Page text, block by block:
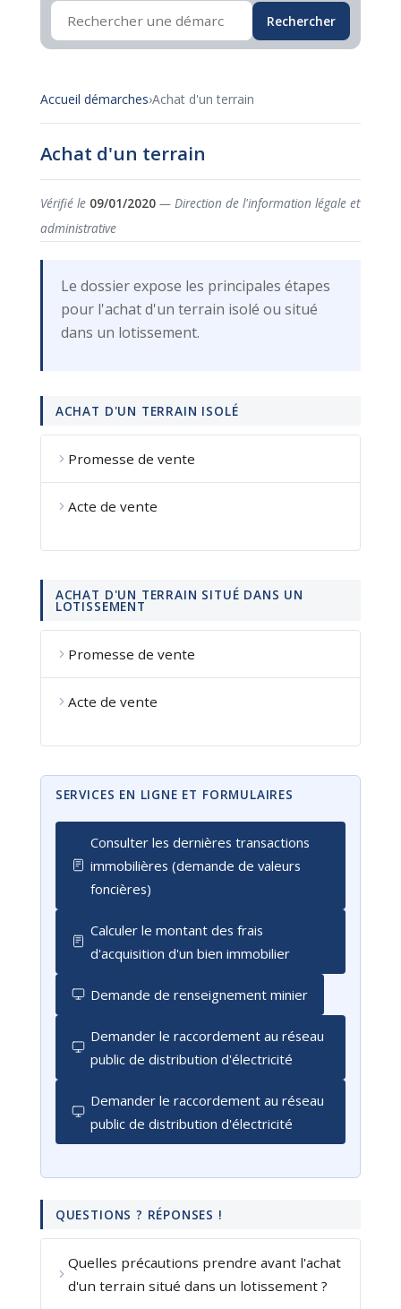
Rechercher
Accueil démarches›Achat d'un terrain
Achat d'un terrain
Vérifié le 09/01/2020— Direction de l'information légale et
administrative
Le dossier expose les principales étapes
pour l'achat d'un terrain isolé ou situé
dans un lotissement.
ACHAT D'UN TERRAIN ISOLÉ
Promesse de vente
Acte de vente
ACHAT D'UN TERRAIN SITUÉ DANS UN
LOTISSEMENT
Promesse de vente
Acte de vente
SERVICES EN LIGNE ET FORMULAIRES
Consulter les dernières transactions
immobilières (demande de valeurs
foncières)
Calculer le montant des frais
d'acquisition d'un bien immobilier
Demande de renseignement minier
Demander le raccordement au réseau
public de distribution d'électricité
Demander le raccordement au réseau
public de distribution d'électricité
QUESTIONS ? RÉPONSES !
Quelles précautions prendre avant l'achat
d'un terrain situé dans un lotissement ?